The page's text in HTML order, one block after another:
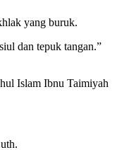
yang buruk.
dan tepuk tangan.”
Islam Ibnu Taimiyah